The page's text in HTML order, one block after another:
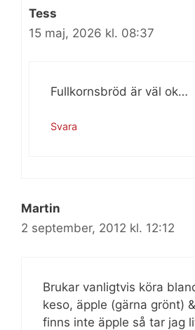
Tess
15 maj, 2026 kl. 08:37
Fullkornsbröd är väl ok…
Svara
Martin
2 september, 2012 kl. 12:12
Brukar vanligtvis köra
keso, äpple (gärna grönt)
finns inte äpple så tar jag